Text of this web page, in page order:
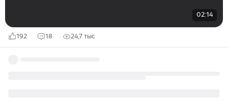
02:14
192 18 24,7 тыс